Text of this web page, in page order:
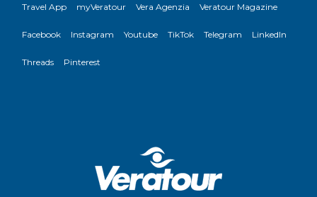
Travel App myVeratour Vera Agenzia Veratour Magazine
Facebook Instagram Youtube TikTok Telegram LinkedIn
Threads Pinterest